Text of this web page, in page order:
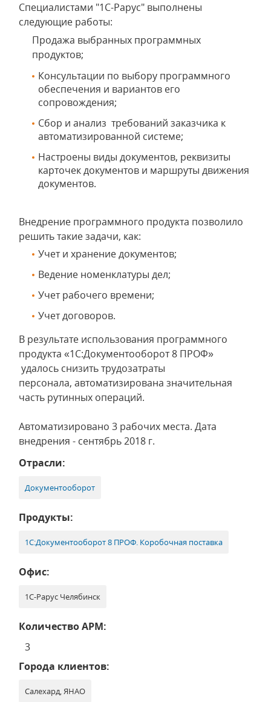
Специалистами "1С-Рарус" выполнены
следующие работы:
Продажа выбранных программных
продуктов;
Консультации по выбору программного
обеспечения и вариантов его
сопровождения;
Сбор и анализ требований заказчика к
автоматизированной системе;
Настроены виды документов, реквизиты
карточек документов и маршруты движения
документов.
Внедрение программного продукта позволило
решить такие задачи, как:
Учет и хранение документов;
Ведение номенклатуры дел;
Учет рабочего времени;
Учет договоров.
В результате использования программного
продукта «1С:Документооборот 8 ПРОФ»
удалось снизить трудозатраты
персонала, автоматизирована значительная
часть рутинных операций.
Автоматизировано 3 рабочих места. Дата
внедрения - сентябрь 2018 г.
Отрасли:
Документооборот
Продукты:
1С:Документооборот 8 ПРОФ. Коробочная поставка
Офис:
1С-Рарус Челябинск
Количество АРМ:
3
Города клиентов:
Салехард, ЯНАО